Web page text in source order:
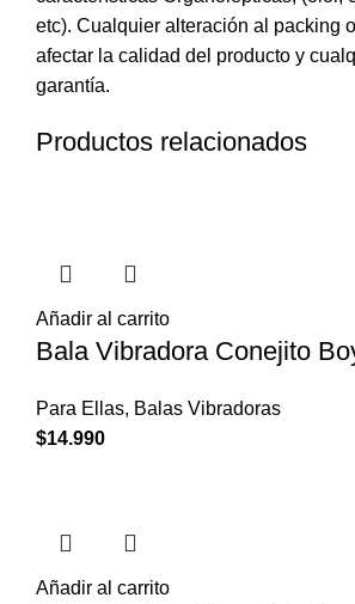
etc). Cualquier alteración al packing
afectar la calidad del producto y
garantía.
Productos relacionados
Añadir al carrito
Bala Vibradora Conejito
Para Ellas, Balas Vibradoras
$14.990
Añadir al carrito